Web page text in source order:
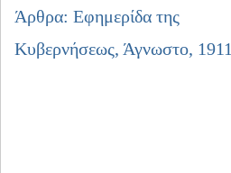
Άρθρα: Εφημερίδα της
Κυβερνήσεως, Άγνωστο, 1911